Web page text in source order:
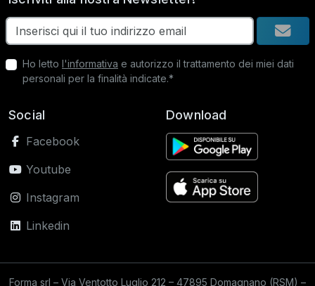
Ho letto l'informativa e autorizzo il trattamento dei miei dati
personali per la finalità indicate.*
Social
Facebook
Youtube
Instagram
Linkedin
Download
Forma srl – Via Ventotto Luglio 212 – 47895 Domagnano (RSM) –